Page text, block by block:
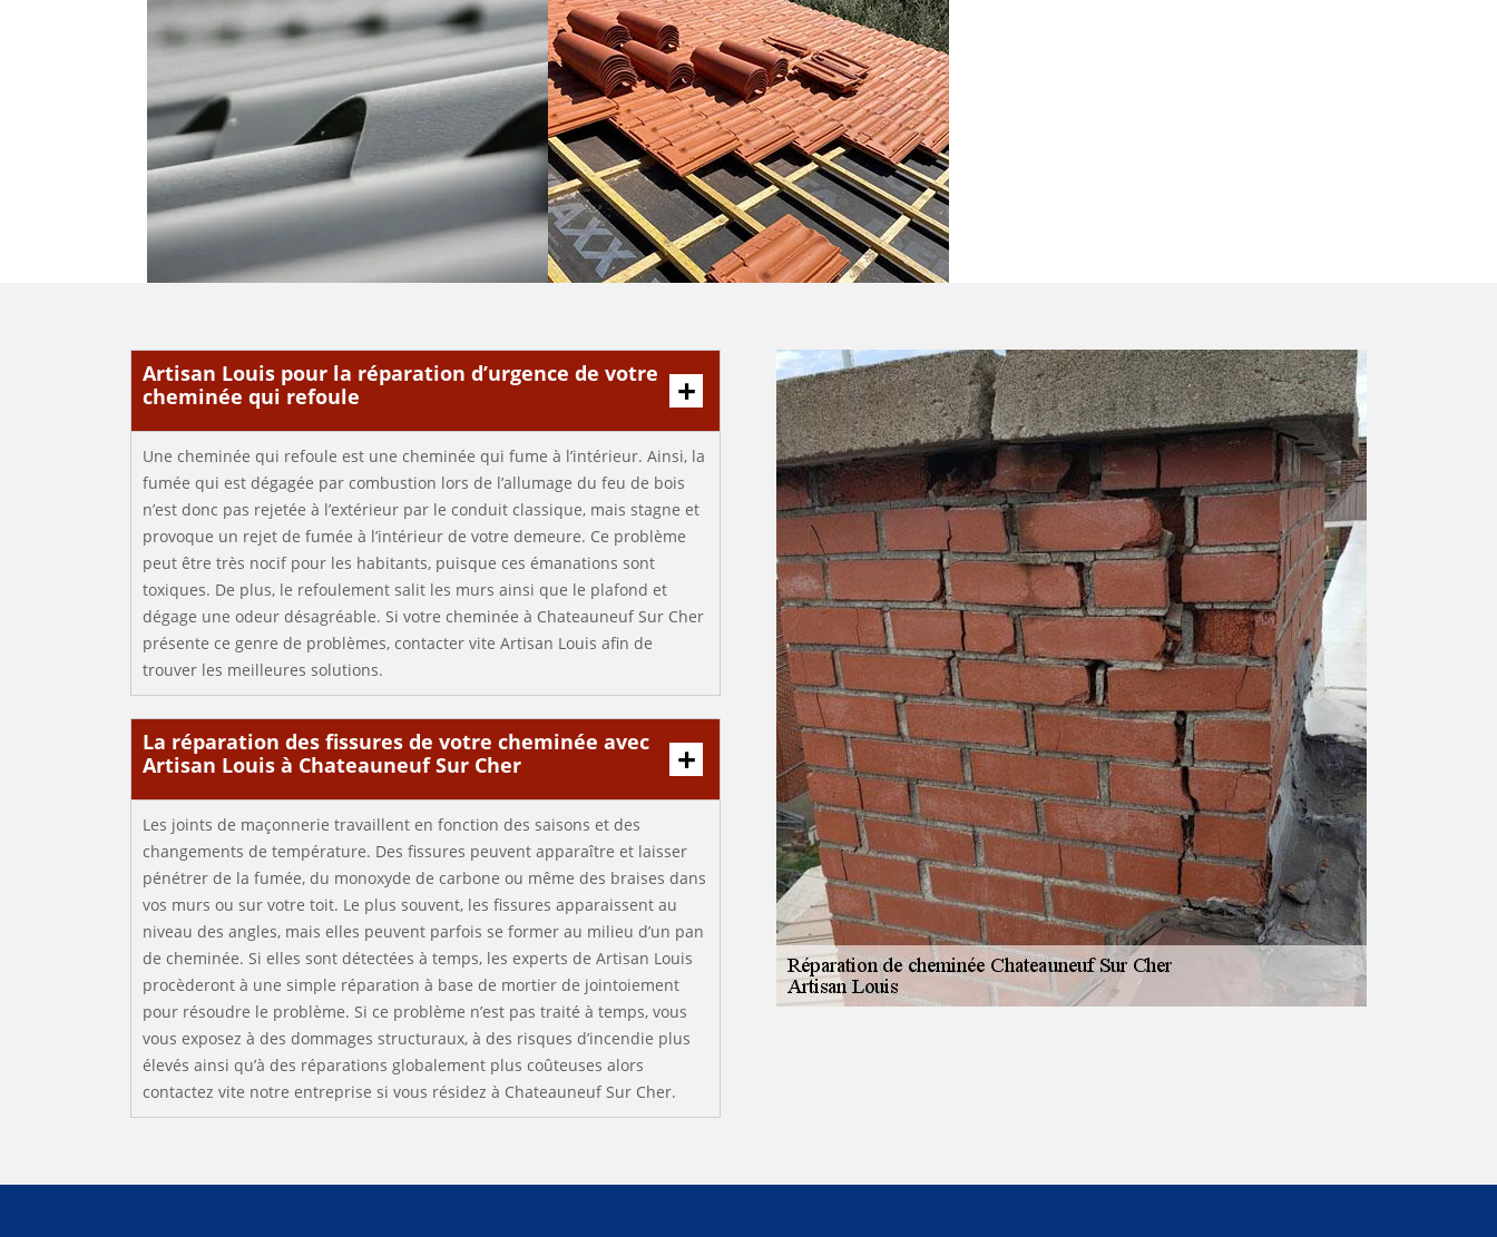
Artisan Louis pour la réparation d’urgence de votre
cheminée qui refoule
Une cheminée qui refoule est une cheminée qui fume à l’intérieur. Ainsi, la
fumée qui est dégagée par combustion lors de l’allumage du feu de bois
n’est donc pas rejetée à l’extérieur par le conduit classique, mais stagne et
provoque un rejet de fumée à l’intérieur de votre demeure. Ce problème
peut être très nocif pour les habitants, puisque ces émanations sont
toxiques. De plus, le refoulement salit les murs ainsi que le plafond et
dégage une odeur désagréable. Si votre cheminée à Chateauneuf Sur Cher
présente ce genre de problèmes, contacter vite Artisan Louis afin de
trouver les meilleures solutions.
La réparation des fissures de votre cheminée avec
Artisan Louis à Chateauneuf Sur Cher
Les joints de maçonnerie travaillent en fonction des saisons et des
changements de température. Des fissures peuvent apparaître et laisser
pénétrer de la fumée, du monoxyde de carbone ou même des braises dans
vos murs ou sur votre toit. Le plus souvent, les fissures apparaissent au
niveau des angles, mais elles peuvent parfois se former au milieu d’un pan
de cheminée. Si elles sont détectées à temps, les experts de Artisan Louis
procèderont à une simple réparation à base de mortier de jointoiement
pour résoudre le problème. Si ce problème n’est pas traité à temps, vous
vous exposez à des dommages structuraux, à des risques d’incendie plus
élevés ainsi qu’à des réparations globalement plus coûteuses alors
contactez vite notre entreprise si vous résidez à Chateauneuf Sur Cher.